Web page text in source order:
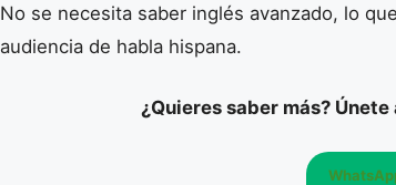
No se necesita saber inglés avanzado, lo
audiencia de habla hispana.
¿Quieres saber más?